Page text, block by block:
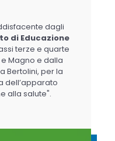
dagli
di Educazione
terze e quarte
Magno e dalla
Bertolini, per la
dell’apparato
alla salute".